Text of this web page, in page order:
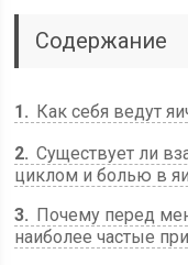
Содержание
1
Как себя ведут
2 Существует ли
циклом и болью в
3
Почему перед
наиболее частые